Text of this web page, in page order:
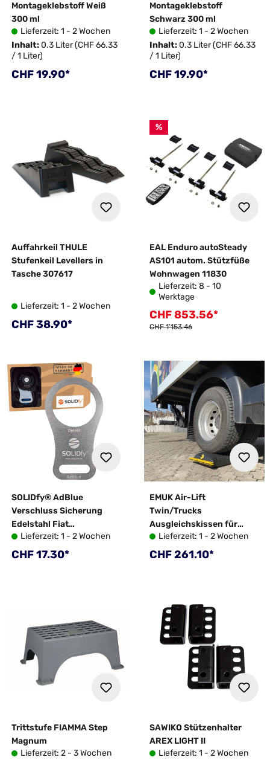
Montageklebstoff Weiß
300 ml
Lieferzeit: 1 - 2 Wochen
Inhalt:0.3 Liter(CHF 66.33
/ 1 Liter)
Regulärer Preis:
CHF 19.90*
Montageklebstoff
Schwarz 300 ml
Lieferzeit: 1 - 2 Wochen
Inhalt:0.3 Liter(CHF 66.33
/ 1 Liter)
Regulärer Preis:
CHF 19.90*
Auffahrkeil THULE
Stufenkeil Levellers in
Tasche 307617
Lieferzeit: 1 - 2 Wochen
Regulärer Preis:
CHF 38.90*
%
EAL Enduro autoSteady
AS101 autom. Stützfüße
Wohnwagen 11830
Lieferzeit: 8 - 10
Werktage
Verkaufspreis:
CHF 853.56*
Regulärer Preis:
CHF 1’153.46
SOLIDfy® AdBlue
Verschluss Sicherung
Edelstahl Fiat
Ducato/Jumper/Boxer ab
Bj. 04/2016
Lieferzeit: 1 - 2 Wochen
Regulärer Preis:
CHF 17.30*
EMUK Air-Lift
Twin/Trucks
Ausgleichskissen für
Zwillingsbereifung, 72x43
cm
Lieferzeit: 1 - 2 Wochen
Regulärer Preis:
CHF 261.10*
Trittstufe FIAMMA Step
Magnum
Lieferzeit: 2 - 3 Wochen
SAWIKO Stützenhalter
AREX LIGHT II
Lieferzeit: 1 - 2 Wochen